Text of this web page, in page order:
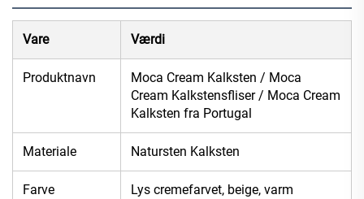
Vare Værdi
Produktnavn
Moca Cream Kalksten / Moca
Cream Kalkstensfliser / Moca Cream
Kalksten fra Portugal
Materiale Natursten Kalksten
Farve
Lys cremefarvet, beige, varm